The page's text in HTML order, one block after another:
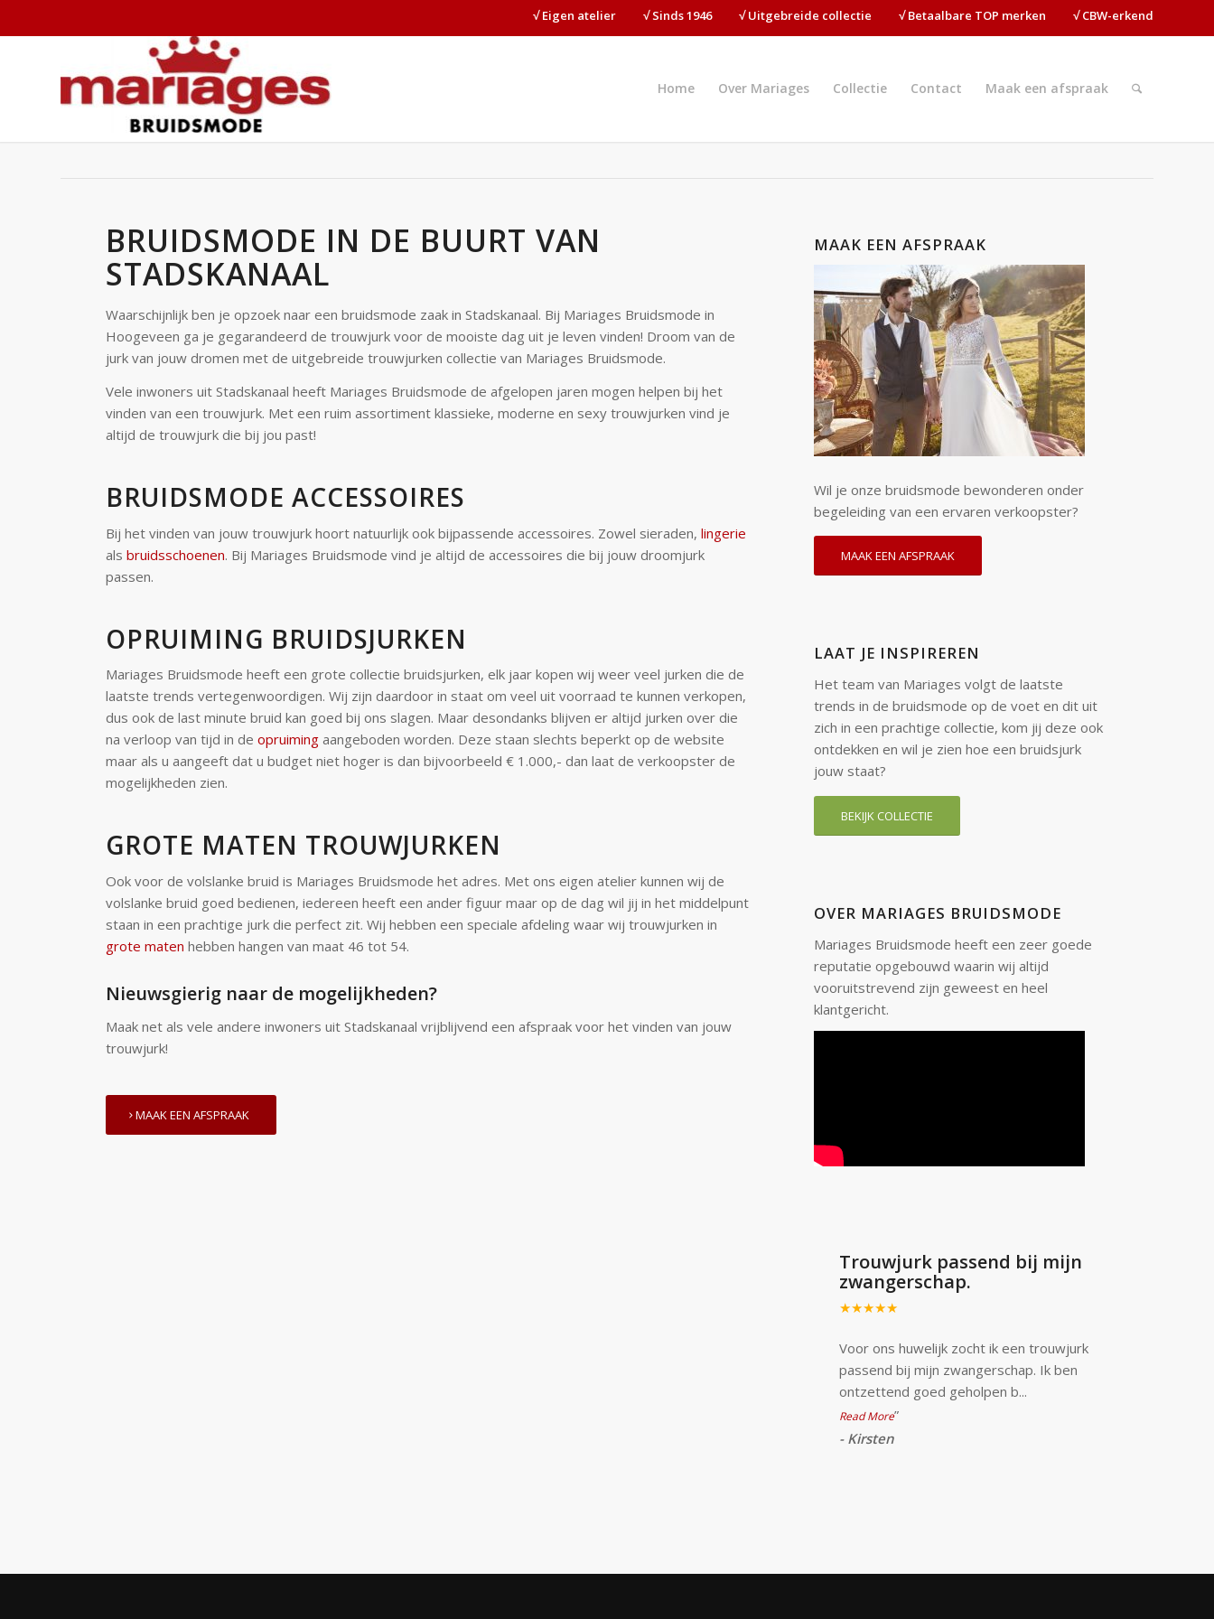
√ Eigen atelier⠀⠀⠀√ Sinds 1946⠀⠀⠀√ Uitgebreide collectie⠀⠀⠀√ Betaalbare TOP merken⠀⠀⠀√ CBW-erkend
Home Over Mariages Collectie Contact Maak een afspraak
BRUIDSMODE IN DE BUURT VAN
STADSKANAAL
Waarschijnlijk ben je opzoek naar een bruidsmode zaak in Stadskanaal. Bij Mariages Bruidsmode in
Hoogeveen ga je gegarandeerd de trouwjurk voor de mooiste dag uit je leven vinden! Droom van de
jurk van jouw dromen met de uitgebreide trouwjurken collectie van Mariages Bruidsmode.
Vele inwoners uit Stadskanaal heeft Mariages Bruidsmode de afgelopen jaren mogen helpen bij het
vinden van een trouwjurk. Met een ruim assortiment klassieke, moderne en sexy trouwjurken vind je
altijd de trouwjurk die bij jou past!
BRUIDSMODE ACCESSOIRES
Bij het vinden van jouw trouwjurk hoort natuurlijk ook bijpassende accessoires. Zowel sieraden, lingerie
als bruidsschoenen. Bij Mariages Bruidsmode vind je altijd de accessoires die bij jouw droomjurk
passen.
OPRUIMING BRUIDSJURKEN
Mariages Bruidsmode heeft een grote collectie bruidsjurken, elk jaar kopen wij weer veel jurken die de
laatste trends vertegenwoordigen. Wij zijn daardoor in staat om veel uit voorraad te kunnen verkopen,
dus ook de last minute bruid kan goed bij ons slagen. Maar desondanks blijven er altijd jurken over die
na verloop van tijd in de opruiming aangeboden worden. Deze staan slechts beperkt op de website
maar als u aangeeft dat u budget niet hoger is dan bijvoorbeeld € 1.000,- dan laat de verkoopster de
mogelijkheden zien.
GROTE MATEN TROUWJURKEN
Ook voor de volslanke bruid is Mariages Bruidsmode het adres. Met ons eigen atelier kunnen wij de
volslanke bruid goed bedienen, iedereen heeft een ander figuur maar op de dag wil jij in het middelpunt
staan in een prachtige jurk die perfect zit. Wij hebben een speciale afdeling waar wij trouwjurken in
grote maten hebben hangen van maat 46 tot 54.
Nieuwsgierig naar de mogelijkheden?
Maak net als vele andere inwoners uit Stadskanaal vrijblijvend een afspraak voor het vinden van jouw
trouwjurk!
MAAK EEN AFSPRAAK
MAAK EEN AFSPRAAK
Wil je onze bruidsmode bewonderen onder
begeleiding van een ervaren verkoopster?
MAAK EEN AFSPRAAK
LAAT JE INSPIREREN
Het team van Mariages volgt de laatste
trends in de bruidsmode op de voet en dit uit
zich in een prachtige collectie, kom jij deze ook
ontdekken en wil je zien hoe een bruidsjurk
jouw staat?
BEKIJK COLLECTIE
OVER MARIAGES BRUIDSMODE
Mariages Bruidsmode heeft een zeer goede
reputatie opgebouwd waarin wij altijd
vooruitstrevend zijn geweest en heel
klantgericht.
Trouwjurk passend bij mijn
zwangerschap.
★★★★★
Voor ons huwelijk zocht ik een trouwjurk
passend bij mijn zwangerschap. Ik ben
ontzettend goed geholpen b...
Read More”
- Kirsten